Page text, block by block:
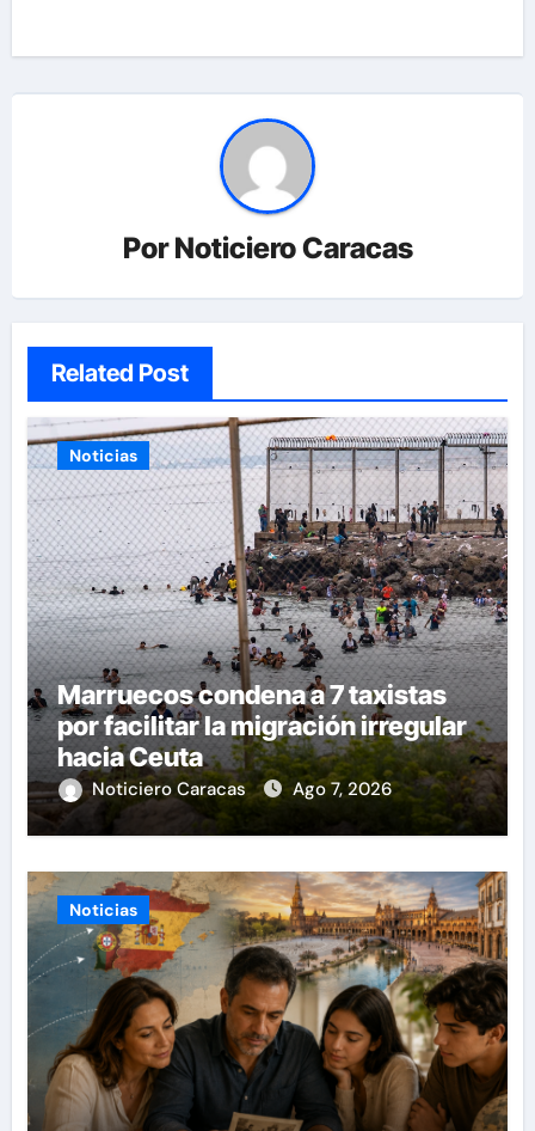
PorNoticiero Caracas
Related Post
Noticias
Marruecos condena a 7 taxistas
por facilitar la migración irregular
hacia Ceuta
Noticiero Caracas Ago 7, 2026
Noticias